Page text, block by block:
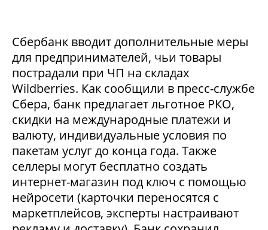
Сбербанк вводит дополнительные меры
для предпринимателей, чьи товары
пострадали при ЧП на складах
Wildberries. Как сообщили в пресс-службе
Сбера, банк предлагает льготное РКО,
скидки на международные платежи и
валюту, индивидуальные условия по
пакетам услуг до конца года. Также
селлеры могут бесплатно создать
интернет-магазин под ключ с помощью
нейросети (карточки переносятся с
маркетплейсов, эксперты настраивают